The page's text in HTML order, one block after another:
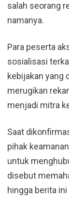
salah seorang
namanya.
Para peserta
sosialisasi
kebijakan yang
merugikan
menjadi mitra
Saat
pihak
untuk
disebut
hingga berita